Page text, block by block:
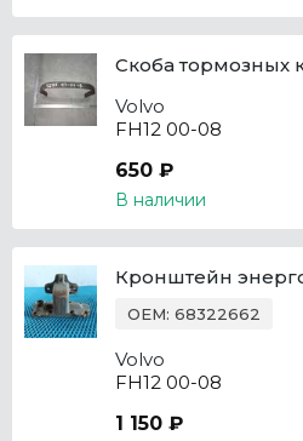
Скоба тормозных
Volvo
FH12 00-08
650 ₽
В наличии
Кронштейн
OEM: 68322662
Volvo
FH12 00-08
1 150 ₽